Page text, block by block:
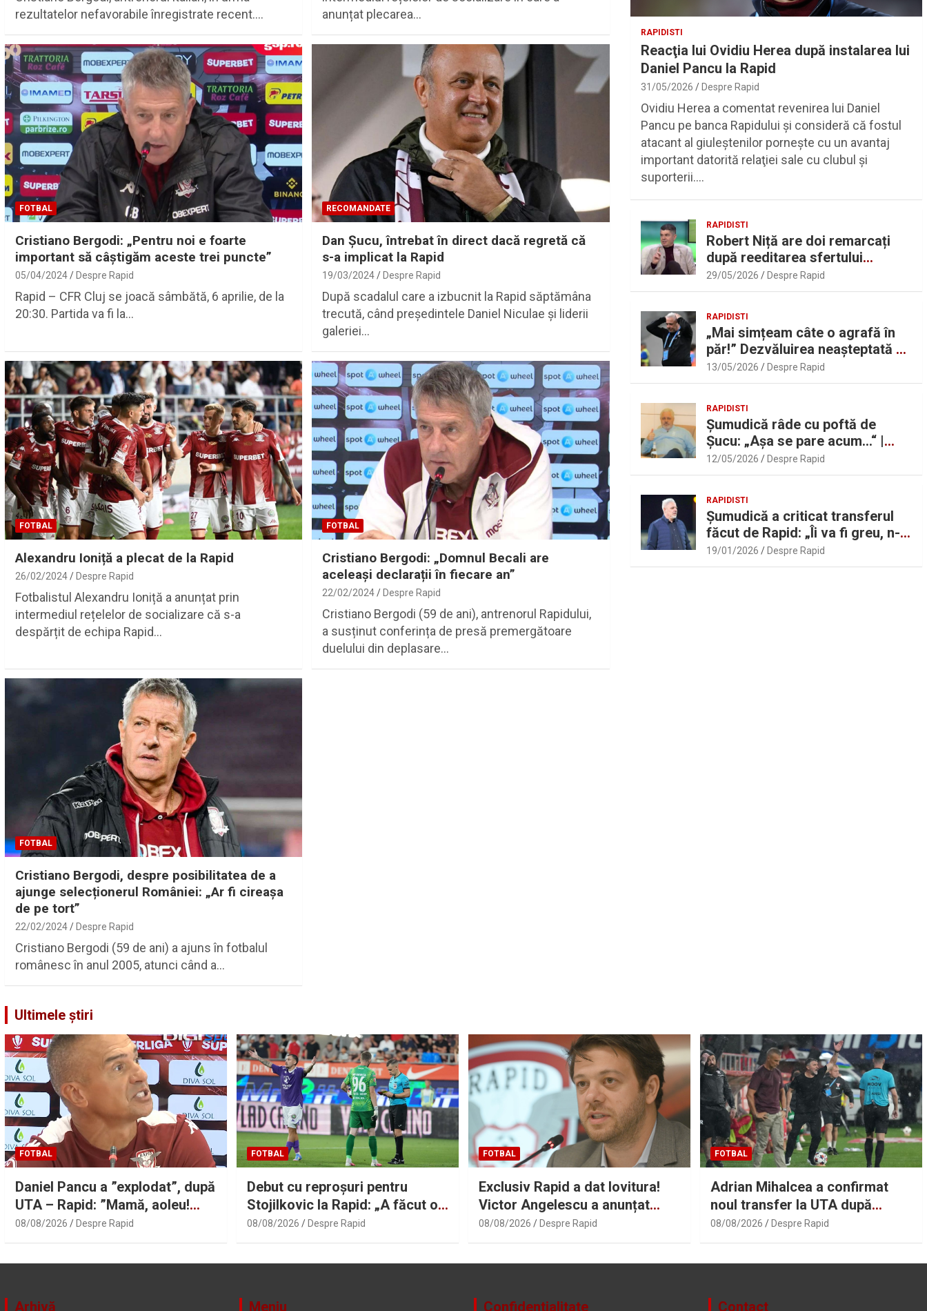
rezultatelor nefavorabile înregistrate recent.…
anunțat plecarea…
FOTBAL
Cristiano Bergodi: „Pentru noi e foarte
important să câștigăm aceste trei puncte”
05/04/2024 Despre Rapid
Rapid – CFR Cluj se joacă sâmbătă, 6 aprilie, de la
20:30. Partida va fi la…
RECOMANDATE
Dan Șucu, întrebat în direct dacă regretă că
s-a implicat la Rapid
19/03/2024 Despre Rapid
După scadalul care a izbucnit la Rapid săptămâna
trecută, când președintele Daniel Niculae și liderii
galeriei…
FOTBAL
Alexandru Ioniță a plecat de la Rapid
26/02/2024 Despre Rapid
Fotbalistul Alexandru Ioniță a anunțat prin
intermediul rețelelor de socializare că s-a
despărțit de echipa Rapid…
FOTBAL
Cristiano Bergodi: „Domnul Becali are
aceleași declarații în fiecare an”
22/02/2024 Despre Rapid
Cristiano Bergodi (59 de ani), antrenorul Rapidului,
a susținut conferința de presă premergătoare
duelului din deplasare…
FOTBAL
Cristiano Bergodi, despre posibilitatea de a
ajunge selecționerul României: „Ar fi cireașa
de pe tort”
22/02/2024 Despre Rapid
Cristiano Bergodi (59 de ani) a ajuns în fotbalul
românesc în anul 2005, atunci când a…
RAPIDISTI
Reacţia lui Ovidiu Herea după instalarea lui
Daniel Pancu la Rapid
31/05/2026 Despre Rapid
Ovidiu Herea a comentat revenirea lui Daniel
Pancu pe banca Rapidului şi consideră că fostul
atacant al giuleştenilor porneşte cu un avantaj
important datorită relaţiei sale cu clubul şi
suporterii.…
RAPIDISTI
Robert Niță are doi remarcați
după reeditarea sfertului
UEFAntastic: „Lideri în teren” |
Sport.ro
29/05/2026 Despre Rapid
RAPIDISTI
„Mai simțeam câte o agrafă în
păr!” Dezvăluirea neașteptată a
lui Marius Șumudică despre
Daniel Pancu
13/05/2026 Despre Rapid
RAPIDISTI
Șumudică râde cu poftă de
Șucu: „Așa se pare acum…“ |
Sport.ro
12/05/2026 Despre Rapid
RAPIDISTI
Șumudică a criticat transferul
făcut de Rapid: „Îi va fi greu, n-
am înțeles”
19/01/2026 Despre Rapid
Ultimele știri
FOTBAL
Daniel Pancu a ”explodat”, după
UTA – Rapid: ”Mamă, aoleu!
Puțin respect nu există?”
08/08/2026 Despre Rapid
FOTBAL
Debut cu reproșuri pentru
Stojilkovic la Rapid: „A făcut o
mare greșeală!”
08/08/2026 Despre Rapid
FOTBAL
Exclusiv Rapid a dat lovitura!
Victor Angelescu a anunțat
transferul: „Foarte bun”
08/08/2026 Despre Rapid
FOTBAL
Adrian Mihalcea a confirmat
noul transfer la UTA după
remiza cu Rapid! Anunțul făcut
despre starea lui Alexi Pitu |
08/08/2026 Despre Rapid
Arhivă Meniu Confidentialitate Contact